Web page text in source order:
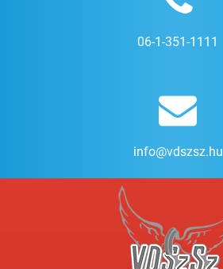
06-1-351-1111
info@vdszsz.hu